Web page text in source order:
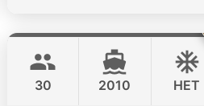
CUSTOM BUILD 40FT
30 2010 НЕТ